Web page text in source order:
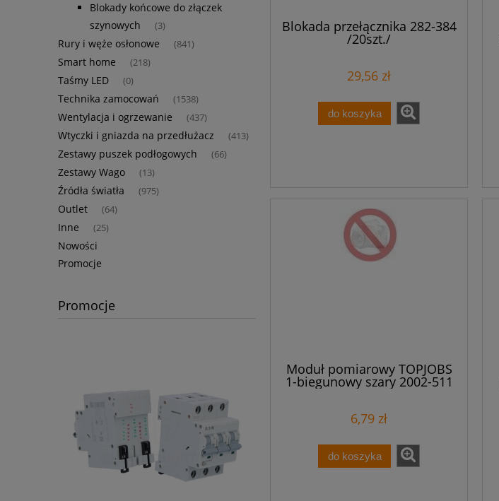
Blokady końcowe do złączek
szynowych
(3)
Rury i węże osłonowe (841)
Smart home (218)
Taśmy LED (0)
Technika zamocowań (1538)
Wentylacja i ogrzewanie (437)
Wtyczki i gniazda na przedłużacz (413)
Zestawy puszek podłogowych (66)
Zestawy Wago (13)
Źródła światła (975)
Outlet (64)
Inne (25)
Nowości
Promocje
Promocje
Blokada przełącznika 282-384
/20szt./
29,56 zł
do koszyka
Moduł pomiarowy TOPJOBS
1-biegunowy szary 2002-511
6,79 zł
do koszyka